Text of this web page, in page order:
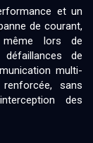
et un
de courant,
lors de
de
multi-
sans
des